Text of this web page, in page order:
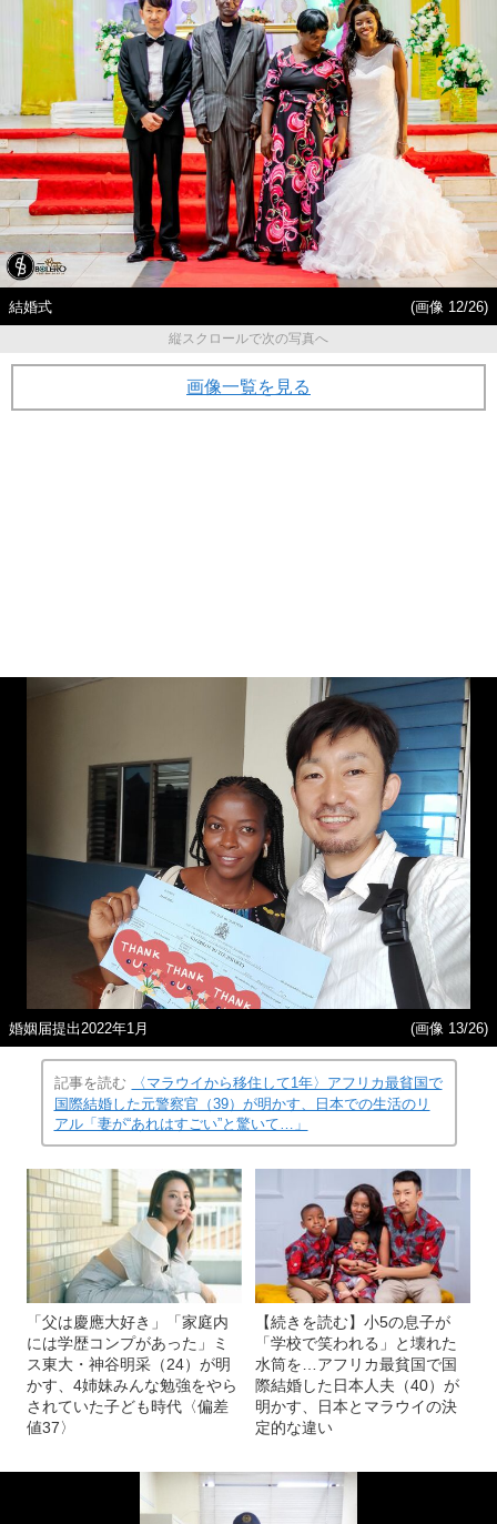
結婚式
(画像 12/26)
縦スクロールで次の写真へ
画像一覧を見る
婚姻届提出2022年1月 (画像 13/26)
記事を読む
〈マラウイから移住して1年〉アフリカ最貧国で
国際結婚した元警察官（39）が明かす、日本での生活のリ
アル「妻が“あれはすごい”と驚いて…」
「父は慶應大好き」「家庭内
には学歴コンプがあった」ミ
ス東大・神谷明采（24）が明
かす、4姉妹みんな勉強をやら
されていた子ども時代〈偏差
値37〉
【続きを読む】小5の息子が
「学校で笑われる」と壊れた
水筒を…アフリカ最貧国で国
際結婚した日本人夫（40）が
明かす、日本とマラウイの決
定的な違い